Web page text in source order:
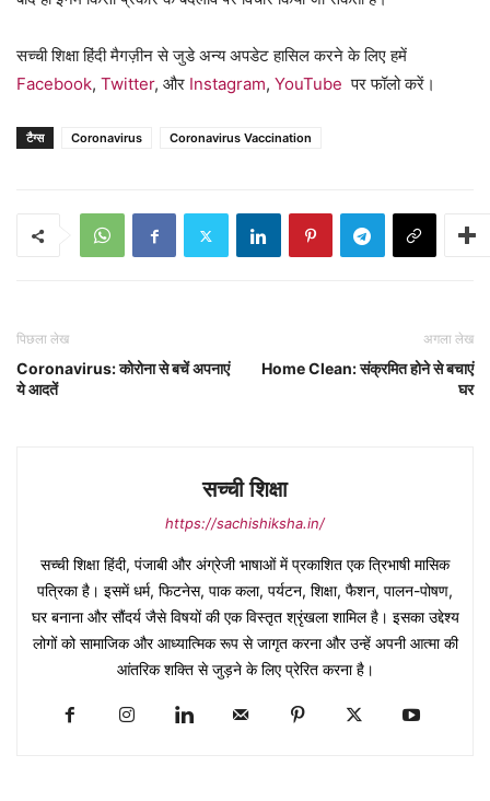
सच्ची शिक्षा हिंदी मैगज़ीन से जुडे अन्य अपडेट हासिल करने के लिए हमें
Facebook, Twitter, और Instagram, YouTube पर फॉलो करें।
टैग्स Coronavirus Coronavirus Vaccination
पिछला लेख
Coronavirus: कोरोना से बचें अपनाएं
ये आदतें
अगला लेख
Home Clean: संक्रमित होने से बचाएं
घर
सच्ची शिक्षा
https://sachishiksha.in/
सच्ची शिक्षा हिंदी, पंजाबी और अंग्रेजी भाषाओं में प्रकाशित एक त्रिभाषी मासिक
पत्रिका है। इसमें धर्म, फिटनेस, पाक कला, पर्यटन, शिक्षा, फैशन, पालन-पोषण,
घर बनाना और सौंदर्य जैसे विषयों की एक विस्तृत श्रृंखला शामिल है। इसका उद्देश्य
लोगों को सामाजिक और आध्यात्मिक रूप से जागृत करना और उन्हें अपनी आत्मा की
आंतरिक शक्ति से जुड़ने के लिए प्रेरित करना है।